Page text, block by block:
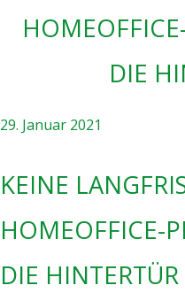
DIE
29. Januar 2021
KEI­NE
HOME­OF­FICE-
DIE HINTERTÜR